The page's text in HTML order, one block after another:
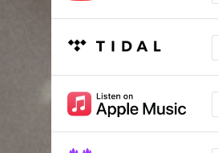
Cante hui a la diferència